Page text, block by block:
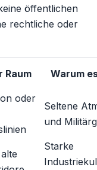
öffentlichen
rechtliche oder
Raum Warum
oder
Seltene
und
Starke